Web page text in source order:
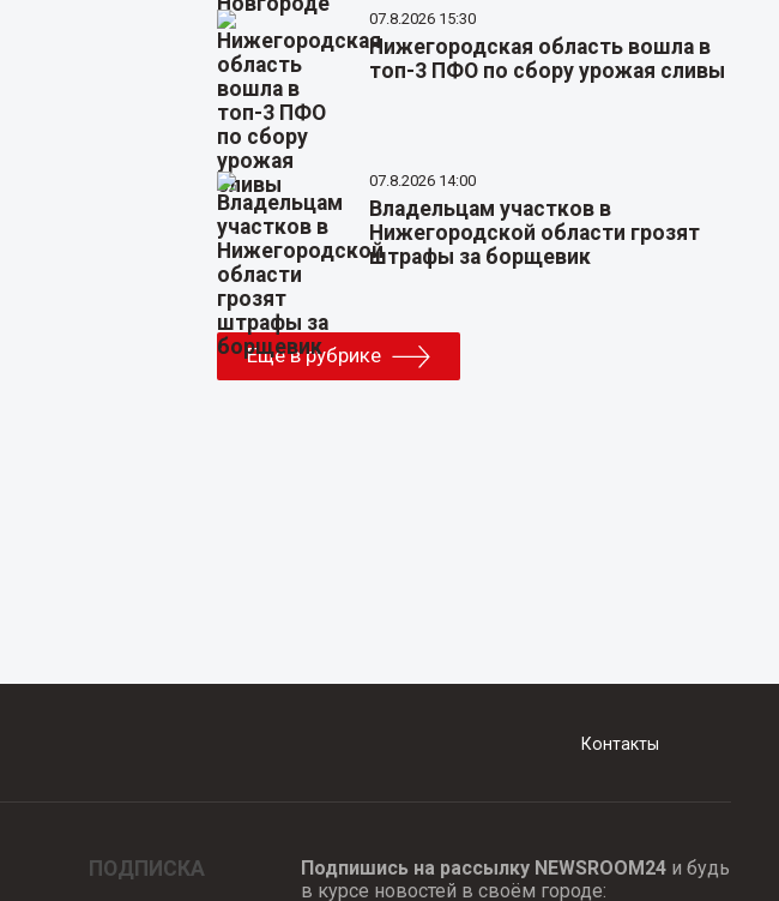
07.8.2026 15:30
Нижегородская область вошла в
топ-3 ПФО по сбору урожая сливы
07.8.2026 14:00
Владельцам участков в
Нижегородской области грозят
штрафы за борщевик
Еще в рубрике
Контакты
ПОДПИСКА Подпишись на рассылку NEWSROOM24и будь
в курсе новостей в своём городе: